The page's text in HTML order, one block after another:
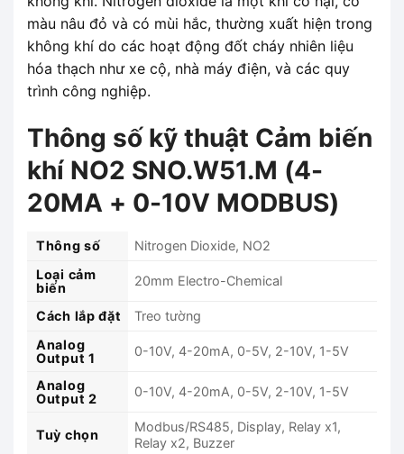
màu nâu đỏ và có mùi hắc, thường xuất hiện trong
không khí do các hoạt động đốt cháy nhiên liệu
hóa thạch như xe cộ, nhà máy điện, và các quy
trình công nghiệp.
Thông số kỹ thuật Cảm biến
khí NO2 SNO.W51.M (4-
20MA + 0-10V MODBUS)
Thông số
Nitrogen Dioxide, NO2
Loại cảm
biến
20mm Electro-Chemical
Cách lắp đặt
Treo tường
Analog
Output 1
0-10V, 4-20mA, 0-5V, 2-10V, 1-5V
Analog
Output 2
0-10V, 4-20mA, 0-5V, 2-10V, 1-5V
Tuỳ chọn
Modbus/RS485, Display, Relay x1,
Relay x2, Buzzer